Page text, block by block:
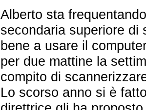
Alberto sta
secondaria superiore di
bene a usare il
per due mattine la
compito di
Lo scorso anno si è